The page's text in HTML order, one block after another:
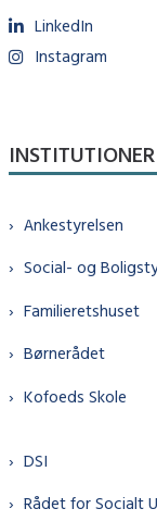
LinkedIn
Instagram
Ankestyrelsen
Social- og
Familieretshuset
Børnerådet
Kofoeds Skole
DSI
Rådet for Socialt